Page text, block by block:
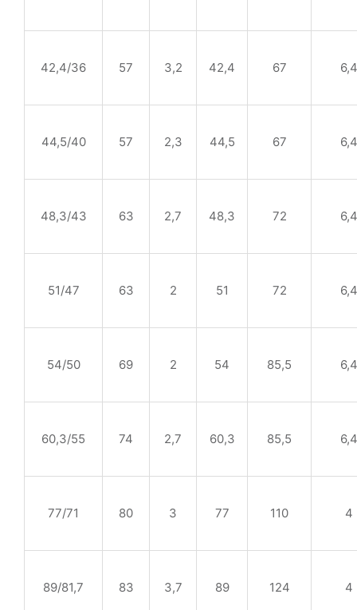
42,4/36 57 3,2 42,4 67 6,4
44,5/40 57 2,3 44,5 67 6,4
48,3/43 63 2,7 48,3 72 6,4
51/47 63 2 51 72 6,4
54/50 69 2 54 85,5 6,4
60,3/55 74 2,7 60,3 85,5 6,4
77/71 80 3 77 110 4
89/81,7 83 3,7 89 124 4